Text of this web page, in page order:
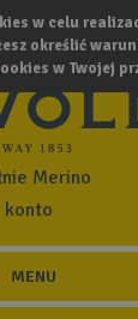
w celu
określić
w Twojej
konto
Merino
MENU